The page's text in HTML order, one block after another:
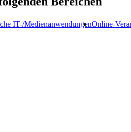
IT-/MedienanwendungenOnline-